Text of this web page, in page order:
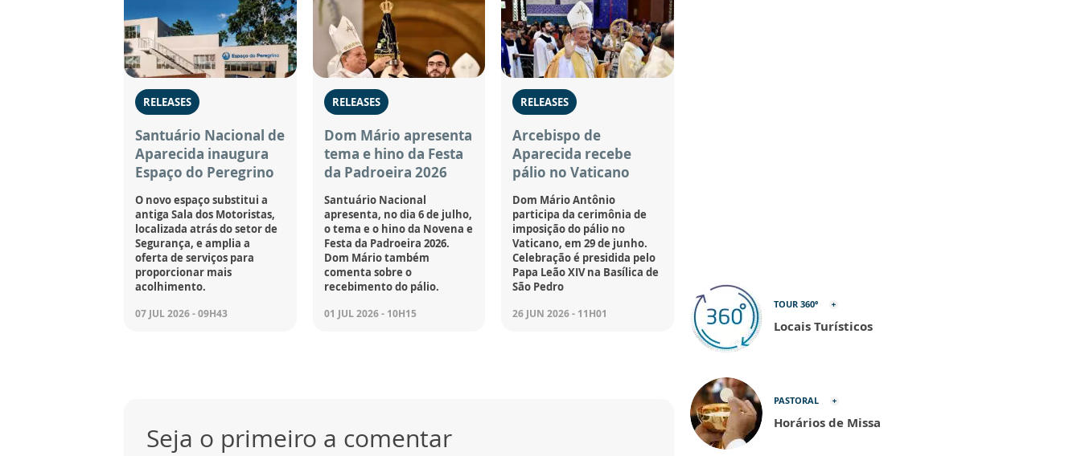
RELEASES
Santuário Nacional de
Aparecida inaugura
Espaço do Peregrino
O novo espaço substitui a
antiga Sala dos Motoristas,
localizada atrás do setor de
Segurança, e amplia a
oferta de serviços para
proporcionar mais
acolhimento.
07 JUL 2026 - 09H43
RELEASES
Dom Mário apresenta
tema e hino da Festa
da Padroeira 2026
Santuário Nacional
apresenta, no dia 6 de julho,
o tema e o hino da Novena e
Festa da Padroeira 2026.
Dom Mário também
comenta sobre o
recebimento do pálio.
01 JUL 2026 - 10H15
RELEASES
Arcebispo de
Aparecida recebe
pálio no Vaticano
Dom Mário Antônio
participa da cerimônia de
imposição do pálio no
Vaticano, em 29 de junho.
Celebração é presidida pelo
Papa Leão XIV na Basílica de
São Pedro
26 JUN 2026 - 11H01
Seja o primeiro a comentar
TOUR 360º
Locais Turísticos
PASTORAL
Horários de Missa